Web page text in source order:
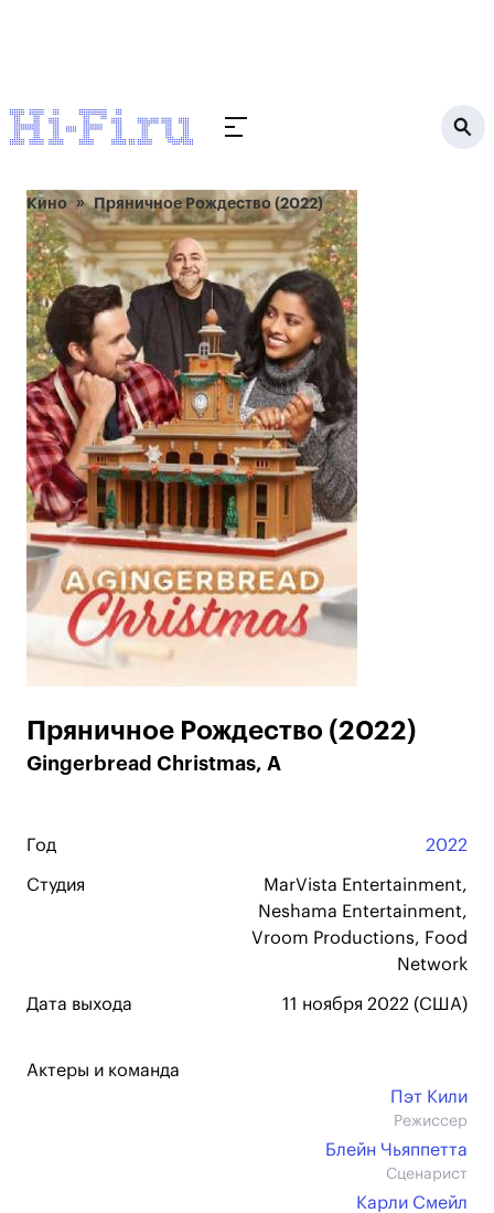
Кино Пряничное Рождество (2022)
Пряничное Рождество (2022)
Gingerbread Christmas, A
Год 2022
Студия
MarVista Entertainment,
Neshama Entertainment,
Vroom Productions, Food
Network
Дата выхода 11 ноября 2022 (США)
Актеры и команда
Пэт Кили
Режиссер
Блейн Чьяппетта
Сценарист
Карли Смейл